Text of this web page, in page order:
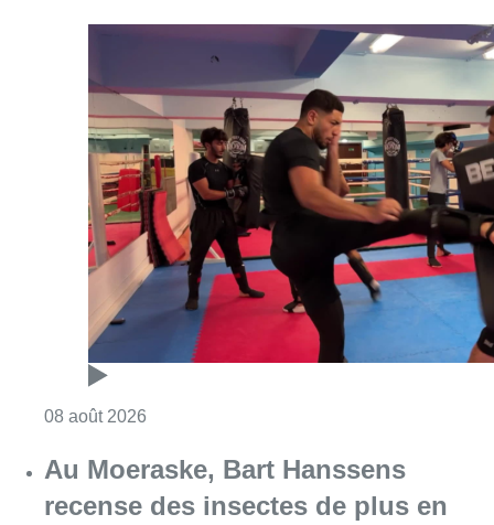
08 août 2026
Au Moeraske, Bart Hanssens
recense des insectes de plus en